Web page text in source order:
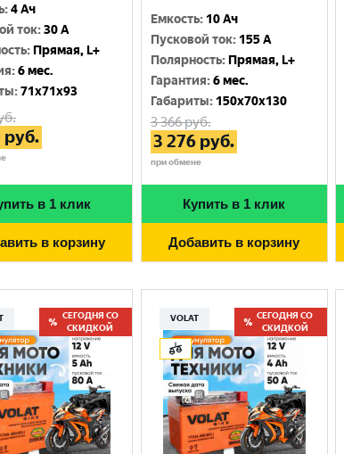
:4 Ач
ток:30 A
: Прямая, L+
:6 мес.
:71x71x93
руб.
в 1 клик
в корзину
Емкость: 10 Ач
Пусковой ток: 155 A
Полярность: Прямая, L+
Гарантия:6 мес.
Габариты: 150x70x130
3 366руб.
3 276руб.
при обмене
Купить в 1 клик
Добавить в корзину
СЕГОДНЯ СО
СКИДКОЙ
VOLAT
СЕГОДНЯ СО
СКИДКОЙ